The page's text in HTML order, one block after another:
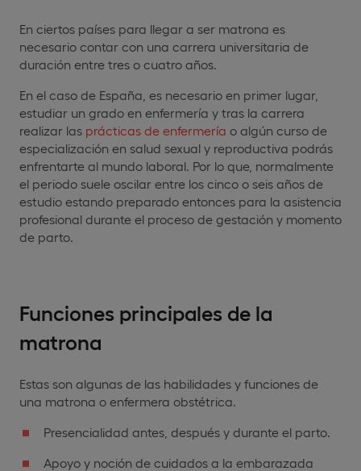
En ciertos países para llegar a ser matrona es
necesario contar con una carrera universitaria de
duración entre tres o cuatro años.
En el caso de España, es necesario en primer lugar,
estudiar un grado en enfermería y tras la carrera
realizar las prácticas de enfermería o algún curso de
especialización en salud sexual y reproductiva podrás
enfrentarte al mundo laboral. Por lo que, normalmente
el periodo suele oscilar entre los cinco o seis años de
estudio estando preparado entonces para la asistencia
profesional durante el proceso de gestación y momento
de parto.
Funciones principales de la
matrona
Estas son algunas de las habilidades y funciones de
una matrona o enfermera obstétrica.
Presencialidad antes, después y durante el parto.
Apoyo y noción de cuidados a la embarazada